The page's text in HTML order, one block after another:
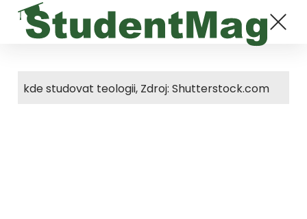
kde studovat teologii, Zdroj: Shutterstock.com